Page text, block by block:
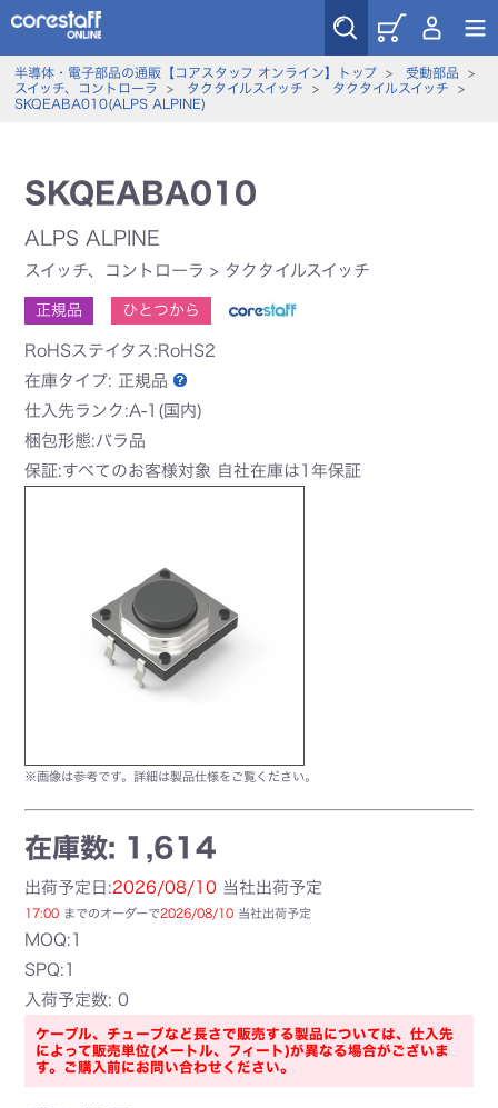
半導体・電子部品の通販【コアスタッフ オンライン】トップ> 受動部品 >
スイッチ、コントローラ > タクタイルスイッチ > タクタイルスイッチ >
SKQEABA010(ALPS ALPINE)
SKQEABA010
ALPS ALPINE
スイッチ、コントローラ > タクタイルスイッチ
正規品 ひとつから
RoHSステイタス:RoHS2
在庫タイプ: 正規品
仕入先ランク:A-1(国内)
梱包形態:バラ品
保証:すべてのお客様対象 自社在庫は1年保証
※画像は参考です。詳細は製品仕様をご覧ください。
在庫数: 1,614
出荷予定日:2026/08/10 当社出荷予定
17:00 までのオーダーで2026/08/10 当社出荷予定
MOQ:1
SPQ:1
入荷予定数: 0
ケーブル、チューブなど長さで販売する製品については、仕入先
によって販売単位(メートル、フィート)が異なる場合がございま
す。ご購入前にお問い合わせください。